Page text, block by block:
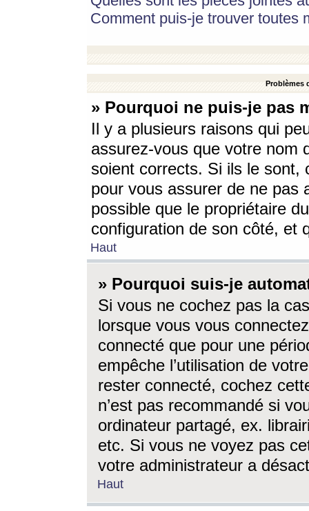
Comment puis-je trouver toutes
Problèmes
» Pourquoi ne puis-je pas
Il y a plusieurs raisons qui
assurez-vous que votre nom
soient corrects. Si ils le sont,
pour vous assurer de ne pas
possible que le propriétaire
configuration de son côté, et
Haut
» Pourquoi suis-je
Si vous ne cochez pas la
lorsque vous vous
connecté que pour une
empêche l’utilisation de
rester connecté, cochez
n’est pas recommandé si
ordinateur partagé, ex.
etc. Si vous ne voyez pas
votre administrateur a
Haut